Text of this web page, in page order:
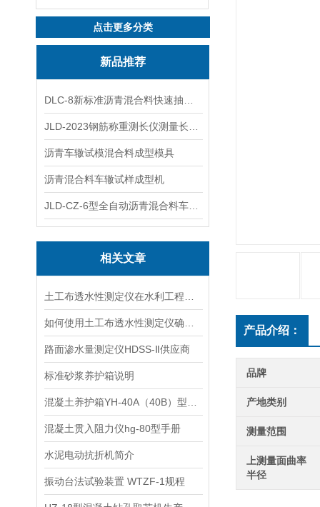
点击更多分类
新品推荐
沥青车辙试模混合料成型模具
沥青混合料车辙试样成型机
相关文章
路面渗水量测定仪HDSS-Ⅱ供应商
标准砂浆养护箱说明
混凝土贯入阻力仪hg-80型手册
水泥电动抗折机简介
振动台法试验装置 WTZF-1规程
产品介绍：
品牌
产地类别
测量范围
上测量面曲率
半径